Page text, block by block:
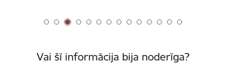
Vai šī informācija bija noderīga?